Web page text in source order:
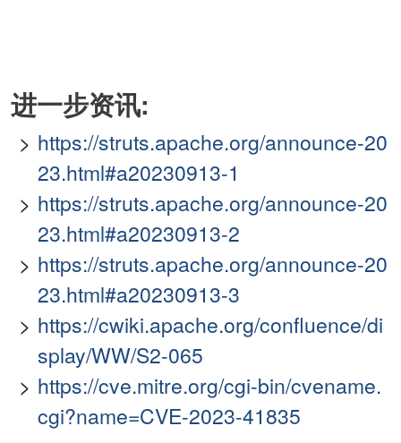
进一步资讯:
https://struts.apache.org/announce-20
23.html#a20230913-1
https://struts.apache.org/announce-20
23.html#a20230913-2
https://struts.apache.org/announce-20
23.html#a20230913-3
https://cwiki.apache.org/confluence/di
splay/WW/S2-065
https://cve.mitre.org/cgi-bin/cvename.
cgi?name=CVE-2023-41835